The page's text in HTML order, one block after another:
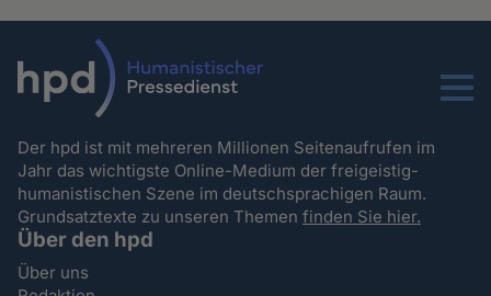
Menu
Der hpd ist mit mehreren Millionen Seitenaufrufen im
Jahr das wichtigste Online-Medium der freigeistig-
humanistischen Szene im deutschsprachigen Raum.
Grundsatztexte zu unseren Themenfinden Sie hier.
Über den hpd
Über uns